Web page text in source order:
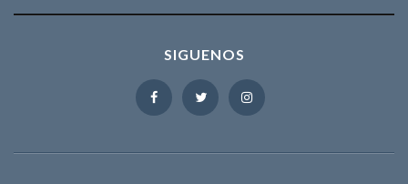
SIGUENOS